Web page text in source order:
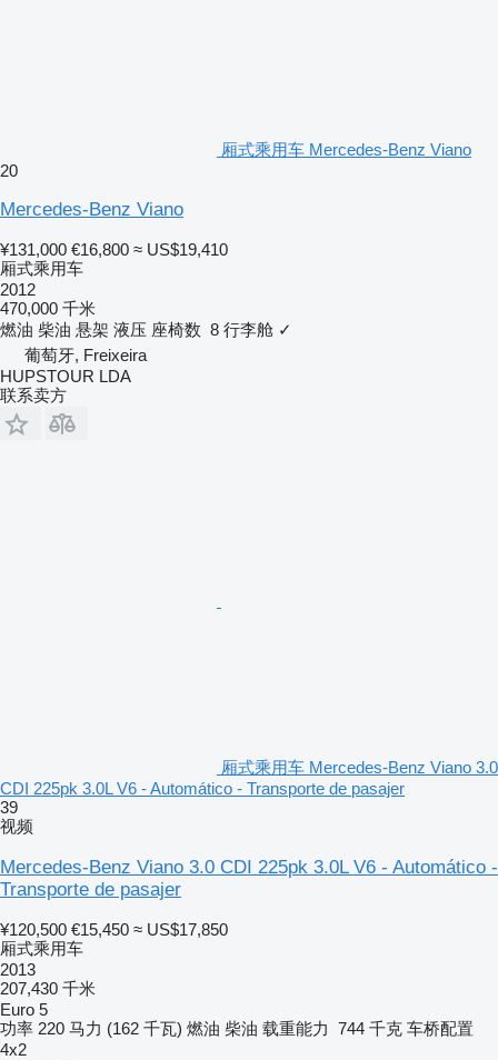
厢式乘用车 Mercedes-Benz Viano
20
Mercedes-Benz Viano
¥131,000 €16,800 ≈ US$19,410
厢式乘用车
2012
470,000 千米
燃油 柴油 悬架 液压 座椅数 8 行李舱 ✓
葡萄牙, Freixeira
HUPSTOUR LDA
联系卖方
厢式乘用车 Mercedes-Benz Viano 3.0
CDI 225pk 3.0L V6 - Automático - Transporte de pasajer
39
视频
Mercedes-Benz Viano 3.0 CDI 225pk 3.0L V6 - Automático -
Transporte de pasajer
¥120,500 €15,450 ≈ US$17,850
厢式乘用车
2013
207,430 千米
Euro 5
功率 220 马力 (162 千瓦) 燃油 柴油 载重能力 744 千克 车桥配置
4x2